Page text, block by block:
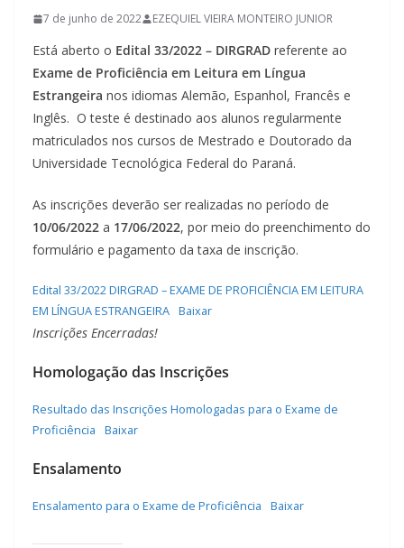
7 de junho de 2022 EZEQUIEL VIEIRA MONTEIRO JUNIOR
Está aberto o Edital 33/2022 – DIRGRAD referente ao
Exame de Proficiência em Leitura em Língua
Estrangeira nos idiomas Alemão, Espanhol, Francês e
Inglês. O teste é destinado aos alunos regularmente
matriculados nos cursos de Mestrado e Doutorado da
Universidade Tecnológica Federal do Paraná.
As inscrições deverão ser realizadas no período de
10/06/2022 a 17/06/2022, por meio do preenchimento do
formulário e pagamento da taxa de inscrição.
Edital 33/2022 DIRGRAD – EXAME DE PROFICIÊNCIA EM LEITURA
EM LÍNGUA ESTRANGEIRA Baixar
Inscrições Encerradas!
Homologação das Inscrições
Resultado das Inscrições Homologadas para o Exame de
Proficiência
Baixar
Ensalamento
Ensalamento para o Exame de Proficiência Baixar